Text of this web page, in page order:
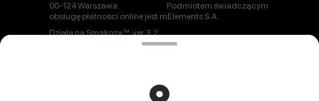
00-124 Warszawa. Podmiotem świadczącym
obsługę płatności online jest mElements S.A.
Działa naSmakozaver. 3.2